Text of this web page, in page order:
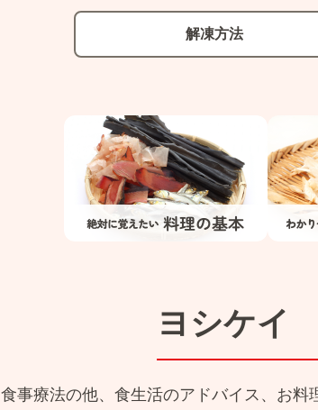
解凍方法
ヨシケイ
食事療法の他、食生活のアドバイス、お料